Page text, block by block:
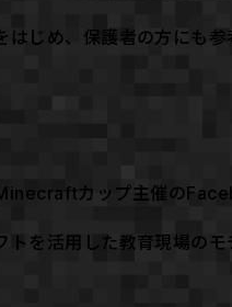
じめ、保護者の方にも
カップ主催の
トを活用した教育現場の